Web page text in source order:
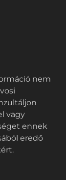
nem
vagy
ennek
eredő